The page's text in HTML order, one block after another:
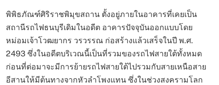
พิพิธภัณฑ์ศิริราชพิมุขสถาน ตั้งอยู่ภายในอาคารที่เคยเป็น
สถานีรถไฟธนบุรีเดิมในอดีต อาคารปัจจุบันออกแบบโดย
หม่อมเจ้าโวฒยากร วรวรรณ ก่อสร้างแล้วเสร็จในปี พ.ศ.
2493 ซึ่งในอดีตบริเวณนี้เป็นที่รวมของรถไฟสายใต้ทั้งหมด
ก่อนที่ต่อมาจะมีการย้ายรถไฟสายใต้ไปรวมกับสายเหนือสาย
อีสานให้มีต้นทางจากหัวลำโพงแทน ซึ่งในช่วงสงครามโลก